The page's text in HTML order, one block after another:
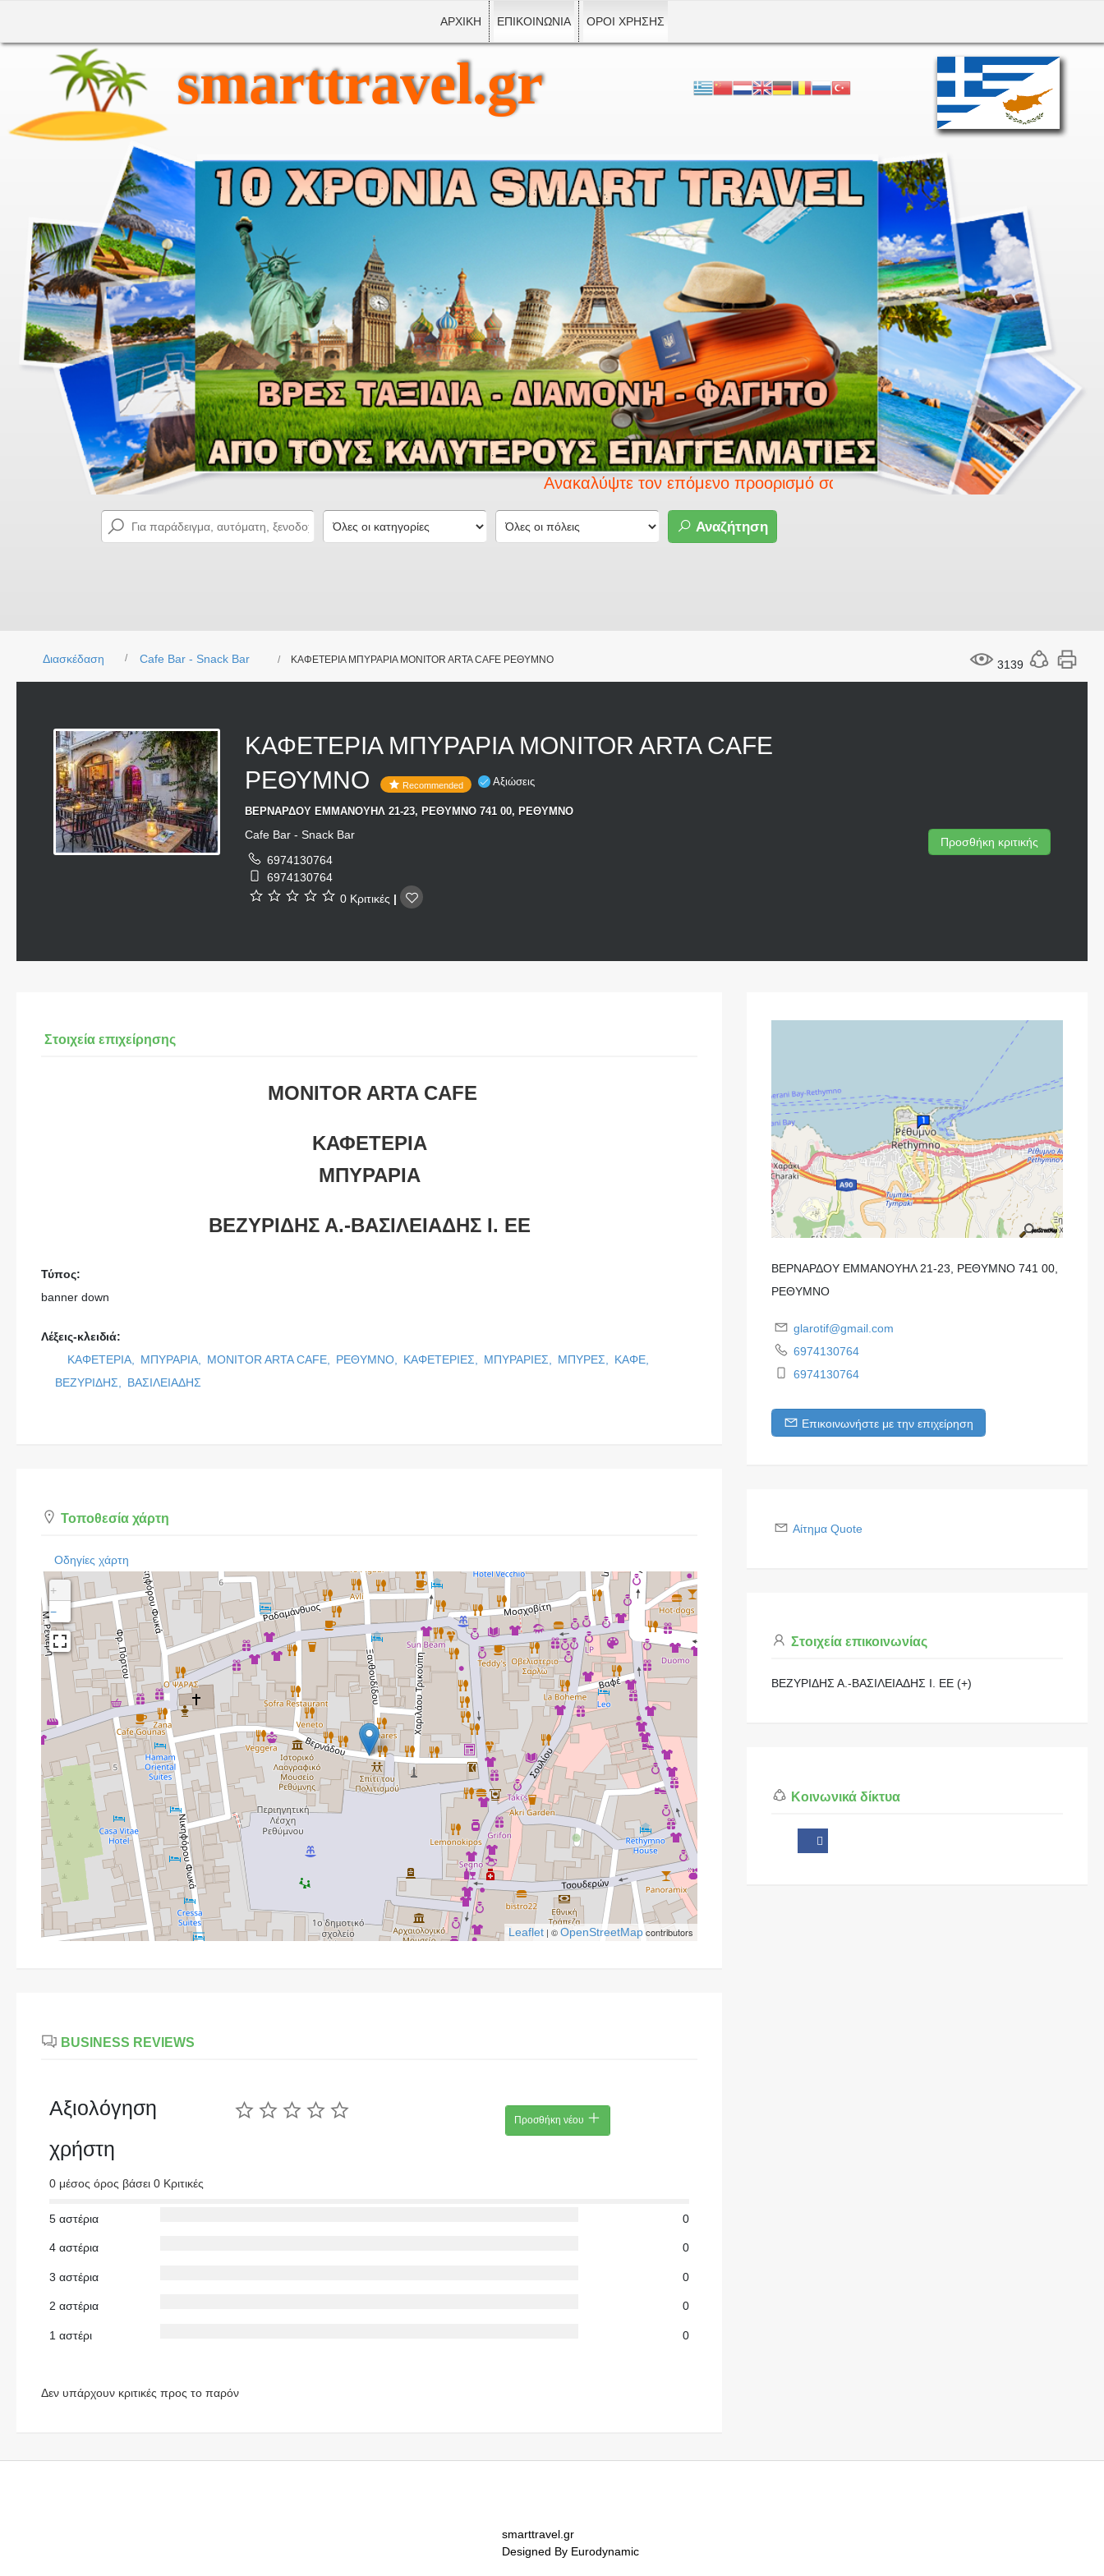
ΑΡΧΙΚΗ ΕΠΙΚΟΙΝΩΝΙΑ ΟΡΟΙ ΧΡΗΣΗΣ
smarttravel.gr
Ανακαλύψτε τον επόμενο προορισμό σας με το Smart travel.
Αναζήτηση
3139
Διασκέδαση Cafe Bar - Snack Bar ΚΑΦΕΤΕΡΙΑ ΜΠΥΡΑΡΙΑ MONITOR ARTA CAFE ΡΕΘΥΜΝΟ
ΚΑΦΕΤΕΡΙΑ ΜΠΥΡΑΡΙΑ MONITOR ARTA CAFE
ΡΕΘΥΜΝΟ
Recommended Αξιώσεις
ΒΕΡΝΑΡΔΟΥ ΕΜΜΑΝΟΥΗΛ 21-23, ΡΕΘΥΜΝΟ 741 00, ΡΕΘΥΜΝΟ
Cafe Bar - Snack Bar
6974130764
6974130764
0 Κριτικές |
Προσθήκη κριτικής
Στοιχεία επιχείρησης
MONITOR ARTA CAFE
ΚΑΦΕΤΕΡΙΑ
ΜΠΥΡΑΡΙΑ
ΒΕΖΥΡΙΔΗΣ Α.-ΒΑΣΙΛΕΙΑΔΗΣ Ι. ΕΕ
Τύπος:
banner down
Λέξεις-κλειδιά:
ΚΑΦΕΤΕΡΙΑ,
ΜΠΥΡΑΡΙΑ, MONITOR ARTA CAFE, ΡΕΘΥΜΝΟ, ΚΑΦΕΤΕΡΙΕΣ, ΜΠΥΡΑΡΙΕΣ, ΜΠΥΡΕΣ,
ΚΑΦΕ,
ΒΕΖΥΡΙΔΗΣ,
ΒΑΣΙΛΕΙΑΔΗΣ
Τοποθεσία χάρτη
Οδηγίες χάρτη
+
−
Leaflet | ©OpenStreetMapcontributors
BUSINESS REVIEWS
Αξιολόγηση
χρήστη
0 μέσος όρος βάσει 0 Κριτικές
Προσθήκη νέου
5 αστέρια 0
4 αστέρια 0
3 αστέρια 0
2 αστέρια 0
1 αστέρι 0
Δεν υπάρχουν κριτικές προς το παρόν
ΒΕΡΝΑΡΔΟΥ ΕΜΜΑΝΟΥΗΛ 21-23, ΡΕΘΥΜΝΟ 741 00,
ΡΕΘΥΜΝΟ
glarotif@gmail.com
6974130764
6974130764
Επικοινωνήστε με την επιχείρηση
Αίτημα Quote
Στοιχεία επικοινωνίας
ΒΕΖΥΡΙΔΗΣ Α.-ΒΑΣΙΛΕΙΑΔΗΣ Ι. ΕΕ (+)
Κοινωνικά δίκτυα
smarttravel.gr
Designed By Eurodynamic